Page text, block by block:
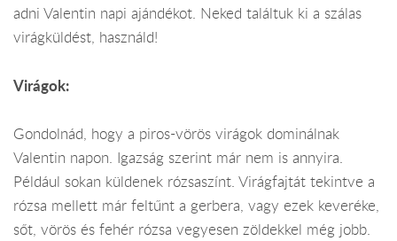
adni Valentin napi ajándékot. Neked találtuk ki a szálas
virágküldést, használd!
Virágok:
Gondolnád, hogy a piros-vörös virágok dominálnak
Valentin napon. Igazság szerint már nem is annyira.
Például sokan küldenek rózsaszínt. Virágfajtát tekintve a
rózsa mellett már feltűnt a gerbera, vagy ezek keveréke,
sőt, vörös és fehér rózsa vegyesen zöldekkel még jobb.